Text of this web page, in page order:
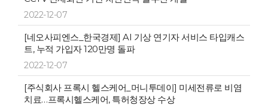
2022-12-07
[네오사피엔스_한국경제] AI 기상 연기자 서비스 타입캐스
트, 누적 가입자 120만명 돌파
2022-12-07
[주식회사 프록시 헬스케어_머니투데이] 미세전류로 비염
치료…프록시헬스케어, 특허청장상 수상